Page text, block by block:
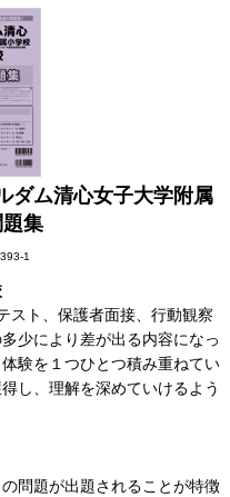
ダム清心女子大学附属
集
1
スト、保護者面接、行動観察
少により差が出る内容になっ
験を１つひとつ積み重ねてい
し、理解を深めていけるよう
問題が出題されることが特徴